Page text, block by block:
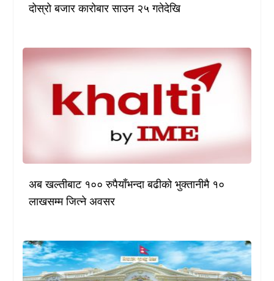
दोस्रो बजार कारोबार साउन २५ गतेदेखि
अब खल्तीबाट १०० रुपैयाँभन्दा बढीको भुक्तानीमै १०
लाखसम्म जित्ने अवसर